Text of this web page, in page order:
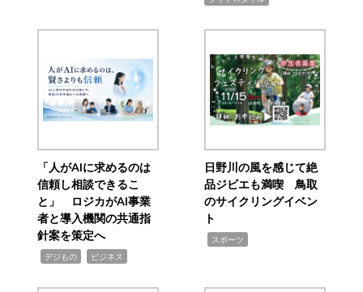
「人がAIに求めるのは
信頼し相談できるこ
と」 ロジカがAI事業
者と導入機関の共通指
針案を策定へ
デジもの ビジネス
日野川の風を感じて絶
品ジビエも満喫 鳥取
のサイクリングイベン
ト
スポーツ